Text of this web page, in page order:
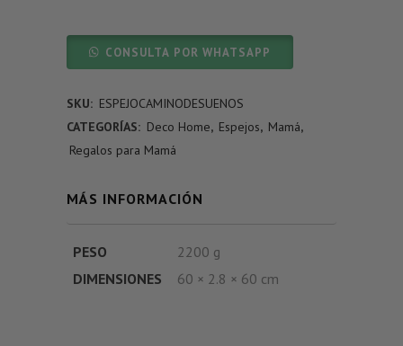
CONSULTA POR WHATSAPP
SKU: ESPEJOCAMINODESUENOS
CATEGORÍAS: Deco Home, Espejos, Mamá,
Regalos para Mamá
MÁS INFORMACIÓN
PESO
2200 g
DIMENSIONES
60 × 2.8 × 60 cm